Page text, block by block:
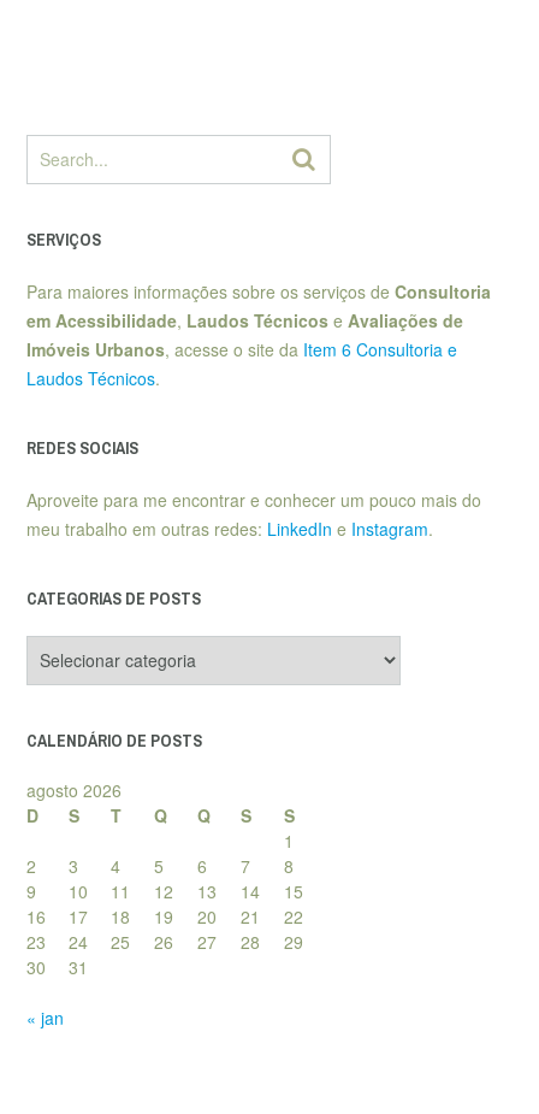
SERVIÇOS
Para maiores informações sobre os serviços de Consultoria
em Acessibilidade, Laudos Técnicos e Avaliações de
Imóveis Urbanos, acesse o site da Item 6 Consultoria e
Laudos Técnicos.
REDES SOCIAIS
Aproveite para me encontrar e conhecer um pouco mais do
meu trabalho em outras redes: LinkedIn e Instagram.
CATEGORIAS DE POSTS
de
CALENDÁRIO DE POSTS
agosto 2026
D
S T Q Q S
S
1
2
3 4 5 6 7
8
9
10 11 12 13 14
15
16
17 18 19 20 21
22
23
24 25 26 27 28
29
30
31
« jan